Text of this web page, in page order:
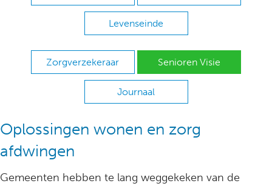
Levenseinde
Zorgverzekeraar Senioren Visie
Journaal
Oplossingen wonen en zorg
afdwingen
Gemeenten hebben te lang weggekeken van de